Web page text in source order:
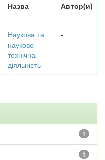
Назва Автор(и)
Наукова та
науково-
технічна
діяльність
-
1
1